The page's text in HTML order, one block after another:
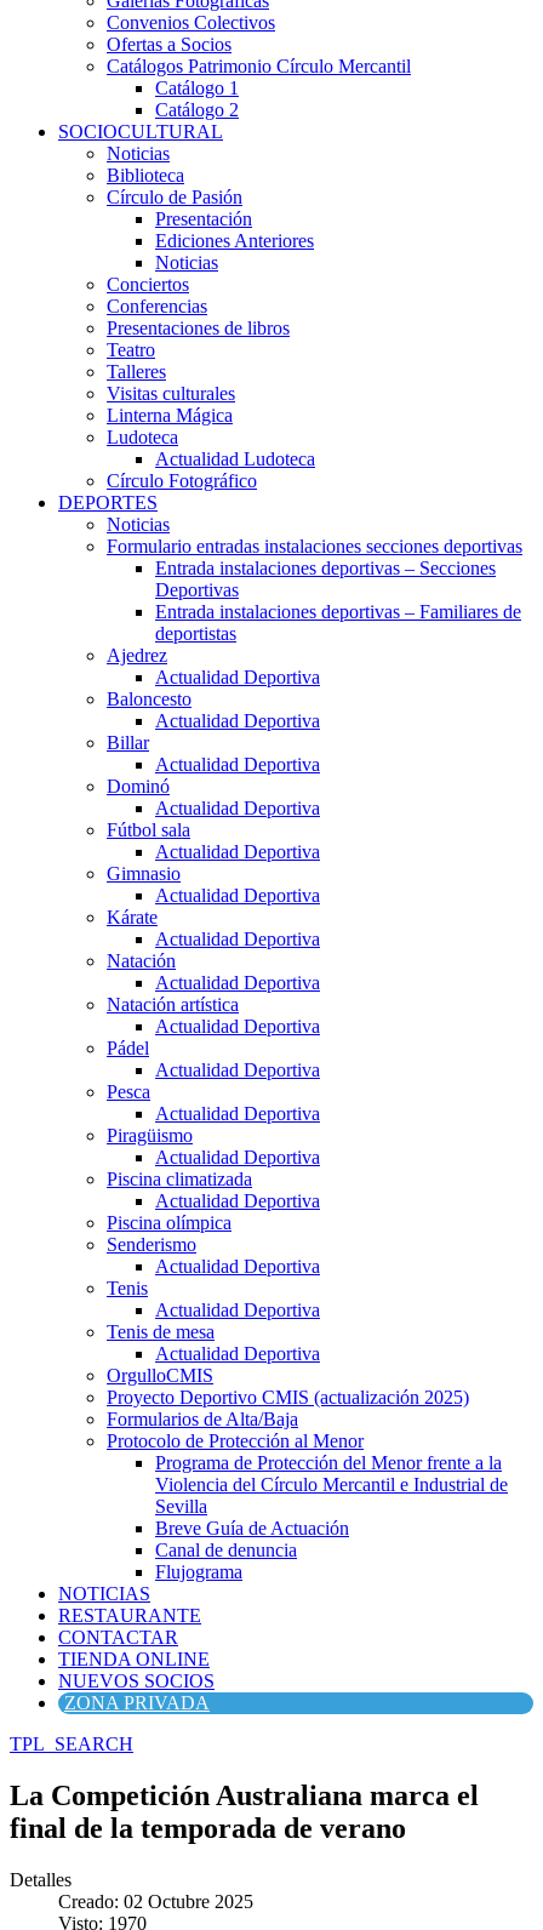
Convenios Colectivos
Ofertas a Socios
Catálogos Patrimonio Círculo Mercantil
Catálogo 1
Catálogo 2
SOCIOCULTURAL
Noticias
Biblioteca
Círculo de Pasión
Presentación
Ediciones Anteriores
Noticias
Conciertos
Conferencias
Presentaciones de libros
Teatro
Talleres
Visitas culturales
Linterna Mágica
Ludoteca
Actualidad Ludoteca
Círculo Fotográfico
DEPORTES
Noticias
Formulario entradas instalaciones secciones deportivas
Entrada instalaciones deportivas – Secciones
Deportivas
Entrada instalaciones deportivas – Familiares de
deportistas
Ajedrez
Actualidad Deportiva
Baloncesto
Actualidad Deportiva
Billar
Actualidad Deportiva
Dominó
Actualidad Deportiva
Fútbol sala
Actualidad Deportiva
Gimnasio
Actualidad Deportiva
Kárate
Actualidad Deportiva
Natación
Actualidad Deportiva
Natación artística
Actualidad Deportiva
Pádel
Actualidad Deportiva
Pesca
Actualidad Deportiva
Piragüismo
Actualidad Deportiva
Piscina climatizada
Actualidad Deportiva
Piscina olímpica
Senderismo
Actualidad Deportiva
Tenis
Actualidad Deportiva
Tenis de mesa
Actualidad Deportiva
OrgulloCMIS
Proyecto Deportivo CMIS (actualización 2025)
Formularios de Alta/Baja
Protocolo de Protección al Menor
Programa de Protección del Menor frente a la
Violencia del Círculo Mercantil e Industrial de
Sevilla
Breve Guía de Actuación
Canal de denuncia
Flujograma
NOTICIAS
RESTAURANTE
CONTACTAR
TIENDA ONLINE
NUEVOS SOCIOS
ZONA PRIVADA
TPL_SEARCH
La Competición Australiana marca el
final de la temporada de verano
Detalles
Creado: 02 Octubre 2025
Visto: 1970